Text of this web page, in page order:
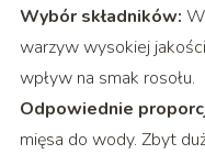
Wybór składników:
warzyw wysokiej
wpływ na smak rosołu.
Odpowiednie
mięsa do wody. Zbyt